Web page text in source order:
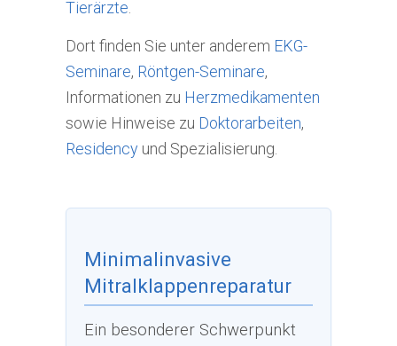
Tierärzte
Dort finden Sie unter anderem EKG-
Seminare, Röntgen-Seminare,
Informationen zu Herzmedikamenten
sowie Hinweise zu Doktorarbeiten,
Residency und Spezialisierung.
Minimalinvasive
Mitralklappenreparatur
Ein besonderer Schwerpunkt